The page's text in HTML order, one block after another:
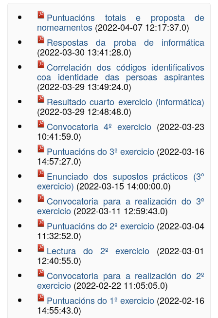
Puntuacións totais e proposta de
nomeamentos (2022-04-07 12:17:37.0)
Respostas da proba de informática
(2022-03-30 13:41:28.0)
Correlación dos códigos identificativos
coa identidade das persoas aspirantes
(2022-03-29 13:49:24.0)
Resultado cuarto exercicio (informática)
(2022-03-29 12:48:48.0)
Convocatoria 4º exercicio (2022-03-23
10:41:59.0)
Puntuacións do 3º exercicio (2022-03-16
14:57:27.0)
Enunciado dos supostos prácticos (3º
exercicio) (2022-03-15 14:00:00.0)
Convocatoria para a realización do 3º
exercicio (2022-03-11 12:59:43.0)
Puntuacións do 2º exercicio (2022-03-04
11:32:52.0)
Lectura do 2º exercicio (2022-03-01
12:40:55.0)
Convocatoria para a realización do 2º
exercicio (2022-02-22 11:05:05.0)
Puntuacións do 1º exercicio (2022-02-16
14:55:43.0)